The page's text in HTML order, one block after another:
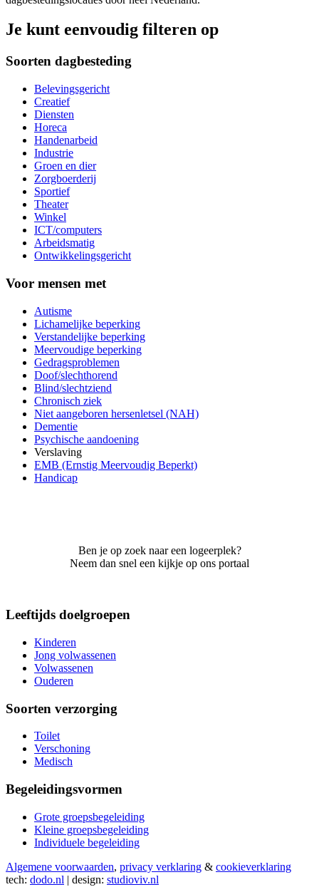
Je kunt eenvoudig filteren op
Soorten dagbesteding
Belevingsgericht
Creatief
Diensten
Horeca
Handenarbeid
Industrie
Groen en dier
Zorgboerderij
Sportief
Theater
Winkel
ICT/computers
Arbeidsmatig
Ontwikkelingsgericht
Voor mensen met
Autisme
Lichamelijke beperking
Verstandelijke beperking
Meervoudige beperking
Gedragsproblemen
Doof/slechthorend
Blind/slechtziend
Chronisch ziek
Niet aangeboren hersenletsel (NAH)
Dementie
Psychische aandoening
Verslaving
EMB (Ernstig Meervoudig Beperkt)
Handicap
Ben je op zoek naar een logeerplek?
Neem dan snel een kijkje op ons portaal
Leeftijds doelgroepen
Kinderen
Jong volwassenen
Volwassenen
Ouderen
Soorten verzorging
Toilet
Verschoning
Medisch
Begeleidingsvormen
Grote groepsbegeleiding
Kleine groepsbegeleiding
Individuele begeleiding
Algemene voorwaarden, privacy verklaring & cookieverklaring
tech: dodo.nl | design: studioviv.nl